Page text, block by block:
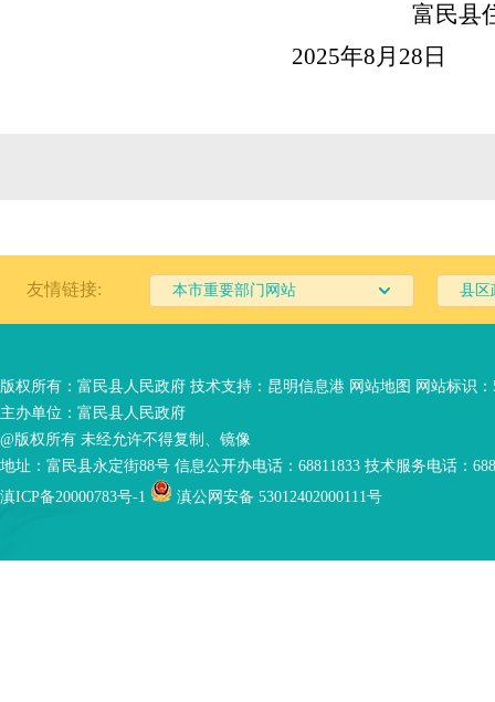
富民县住
2025年8月 28 日
友情链接: 本市重要部门网站 县区
版权所有：富民县人民政府 技术支持： 昆明信息港 网站地图 网站标识：
主办单位：富民县人民政府
@版权所有 未经允许不得复制、镜像
地址：富民县永定街88号 信息公开办电话：68811833 技术服务电话：
滇ICP备20000783号-1
滇公网安备 53012402000111号